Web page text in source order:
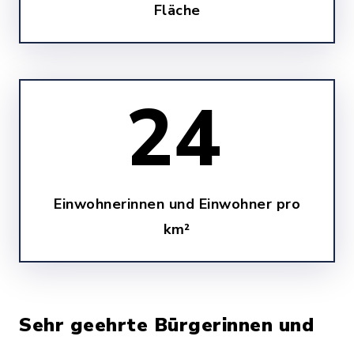
Fläche
25
Einwohnerinnen und Einwohner pro
km²
Sehr geehrte Bürgerinnen und